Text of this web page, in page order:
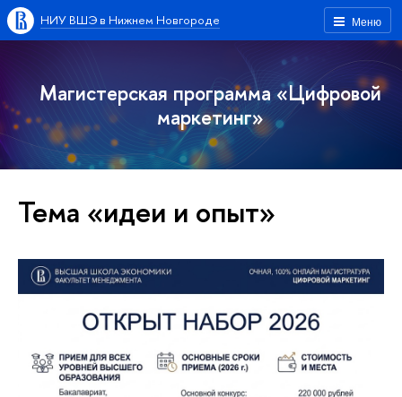
Меню
НИУ ВШЭ в Нижнем Новгороде
Магистерская программа «Цифровой
маркетинг»
Тема «идеи и опыт»